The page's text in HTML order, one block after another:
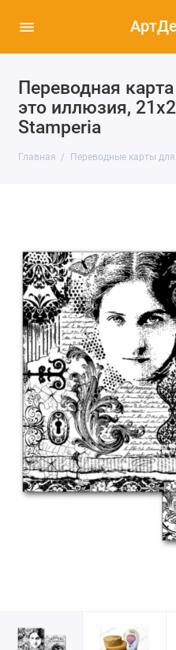
Переводная
это иллюзия,
Stamperia
Главная Переводные карты